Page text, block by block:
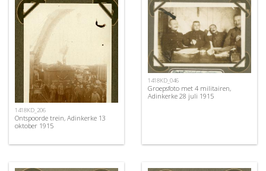
1418KD_206
Ontspoorde trein, Adinkerke 13
oktober 1915
1418KD_046
Groepsfoto met 4 militairen,
Adinkerke 28 juli 1915